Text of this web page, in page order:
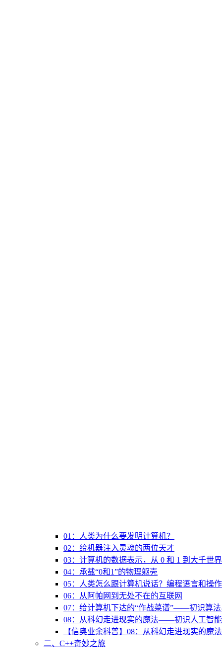
01：人类为什么要发明计算机？
02：给机器注入灵魂的两位天才
03：计算机的数据表示，从 0 和 1 到大千世界
04：承载“0和1”的物理躯壳
05：人类怎么跟计算机说话？编程语言和操
06：从阿帕网到无处不在的互联网
07：给计算机下达的“作战菜谱”——初识算法
08：从科幻走进现实的魔法——初识人工智能
【信奥业余科普】08：从科幻走进现实的魔
二、C++奇妙之旅